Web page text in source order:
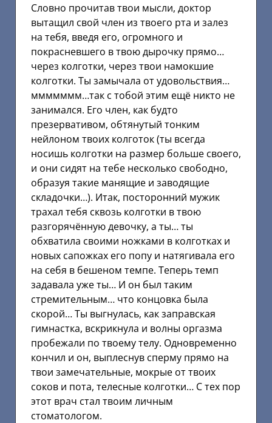
Словно прочитав твои мысли, доктор
вытащил свой член из твоего рта и залез
на тебя, введя его, огромного и
покрасневшего в твою дырочку прямо…
через колготки, через твои намокшие
колготки. Ты замычала от удовольствия…
ммммммм…так с тобой этим ещё никто не
занимался. Его член, как будто
презервативом, обтянутый тонким
нейлоном твоих колготок (ты всегда
носишь колготки на размер больше своего,
и они сидят на тебе несколько свободно,
образуя такие манящие и заводящие
складочки…). Итак, посторонний мужик
трахал тебя сквозь колготки в твою
разгорячённую девочку, а ты… ты
обхватила своими ножками в колготках и
новых сапожках его попу и натягивала его
на себя в бешеном темпе. Теперь темп
задавала уже ты… И он был таким
стремительным… что концовка была
скорой… Ты выгнулась, как заправская
гимнастка, вскрикнула и волны оргазма
пробежали по твоему телу. Одновременно
кончил и он, выплеснув сперму прямо на
твои замечательные, мокрые от твоих
соков и пота, телесные колготки… С тех пор
этот врач стал твоим личным
стоматологом.